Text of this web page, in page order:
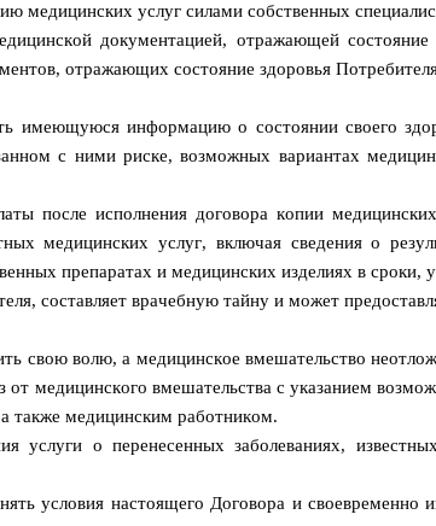
медицинских услуг силами собственных
документацией, отражающей
отражающих состояние здоровья
информацию о состоянии своего
с ними риске, возможных вариантах
после исполнения договора копии
медицинских услуг, включая сведения о
препаратах и медицинских изделиях в
составляет врачебную тайну и может
свою волю, а медицинское вмешательство
медицинского вмешательства с указанием
также медицинским работником.
услуги о перенесенных заболеваниях,
условия настоящего Договора и